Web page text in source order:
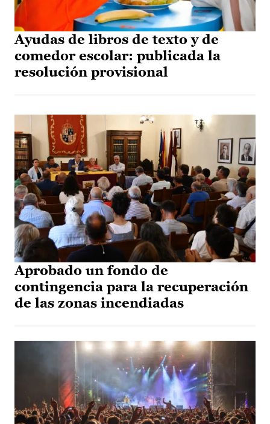
Ayudas de libros de texto y de
comedor escolar: publicada la
resolución provisional
Aprobado un fondo de
contingencia para la recuperación
de las zonas incendiadas